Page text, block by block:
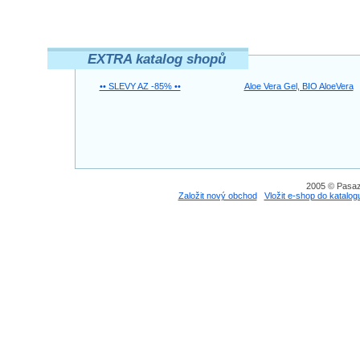
EXTRA katalog shopů
•• SLEVY AZ -85% •• Aloe Vera Gel, BIO AloeVera
2005 ©
Založit nový obchod
Vložit e-shop do